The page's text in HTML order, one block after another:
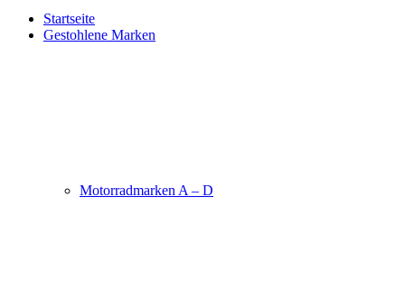
Startseite
Gestohlene Marken
Motorradmarken A – D